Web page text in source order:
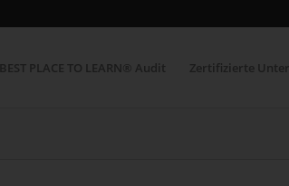
BEST PLACE TO LEARN® Audit Zertifizierte